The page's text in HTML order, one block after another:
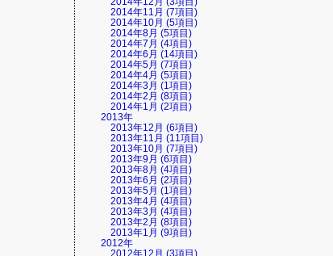
2014年11月 (7項目)
2014年10月 (5項目)
2014年8月 (5項目)
2014年7月 (4項目)
2014年6月 (14項目)
2014年5月 (7項目)
2014年4月 (5項目)
2014年3月 (1項目)
2014年2月 (8項目)
2014年1月 (2項目)
2013年
2013年12月 (6項目)
2013年11月 (11項目)
2013年10月 (7項目)
2013年9月 (6項目)
2013年8月 (4項目)
2013年6月 (2項目)
2013年5月 (1項目)
2013年4月 (4項目)
2013年3月 (4項目)
2013年2月 (8項目)
2013年1月 (9項目)
2012年